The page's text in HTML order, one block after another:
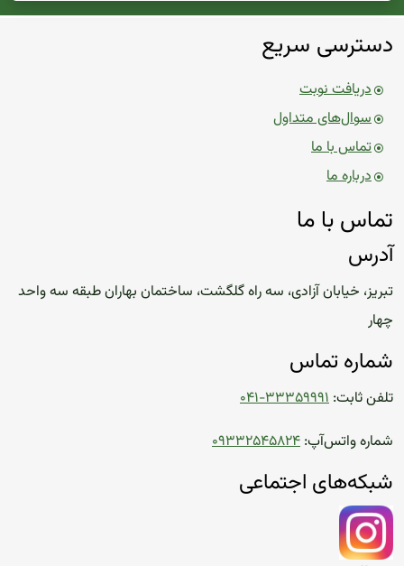
دسترسی سریع
دریافت نوبت
سوال‌های متداول
تماس با ما
درباره ما
تماس با ما
آدرس
تبریز، خیابان آزادی، سه راه گلگشت، ساختمان بهاران طبقه سه واحد
چهار
شماره تماس
تلفن ثابت: ۰۴۱-۳۳۳۵۹۹۹۱
شماره واتس‌آپ: ۰۹۳۳۲۵۴۵۸۲۴
شبکه‌های اجتماعی